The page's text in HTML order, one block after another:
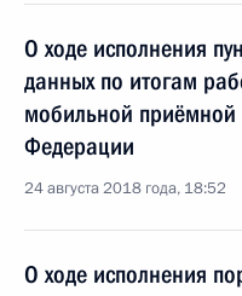
О ходе исполнения
данных по итогам
мобильной приёмной
Федерации
24 августа 2018 года, 18:52
О ходе исполнения